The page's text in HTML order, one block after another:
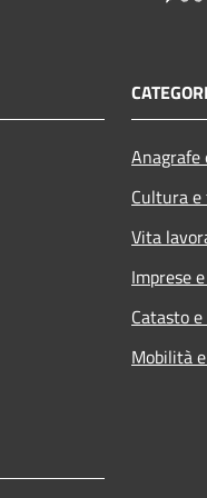
Cultura
Vita
Imprese
Catasto
Mobilità